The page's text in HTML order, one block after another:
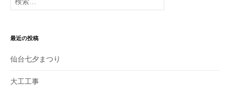
ン
索
最近の投稿
仙台七夕まつり
大工工事